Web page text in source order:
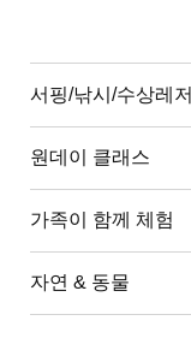
서핑/낚시/수상레저
원데이 클래스
가족이 함께 체험
자연 & 동물